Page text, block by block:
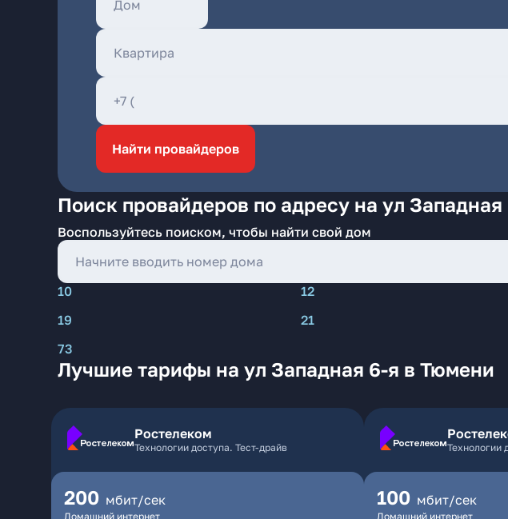
Найти провайдеров
Поиск провайдеров по адресу на ул
Воспользуйтесь поиском, чтобы найти свой дом
10 12
19
21
73
Лучшие тарифы на ул Западная 6-я в Тюмени
Ростелеком
Технологии доступа. Тест-драйв
200 мбит/сек
Домашний интернет
Технологии
100 мбит/сек
Домашний интернет